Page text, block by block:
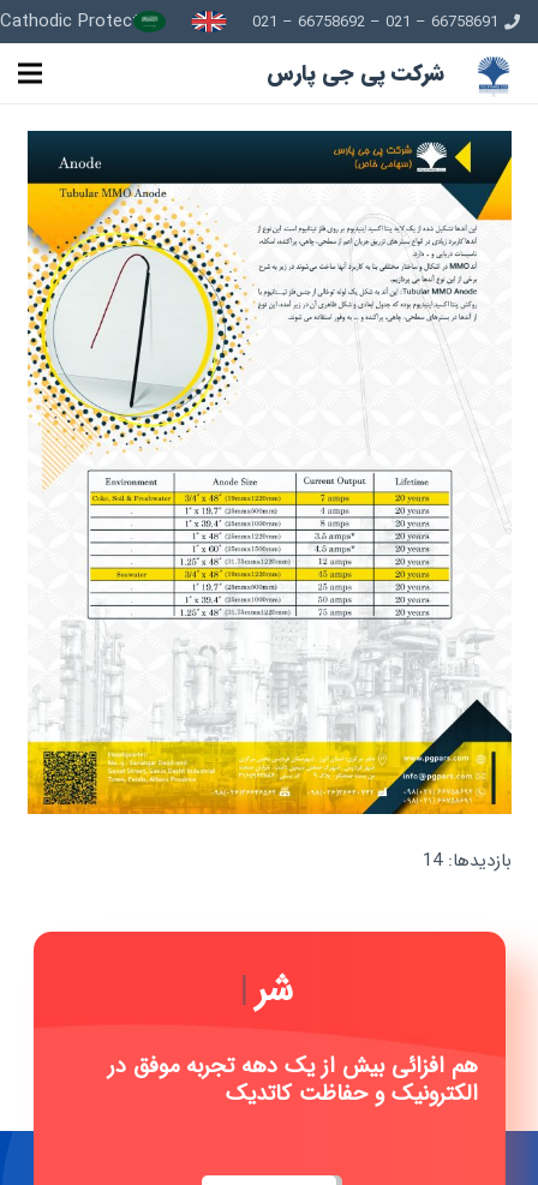
66758691 – 021 – 66758692 – 021
Cathodic Protection
شرکت پی جی پارس
بازدیدها: 14
شرکت
هم افزائی بیش از یک دهه تجربه موفق در
الکترونیک و حفاظت کاتدیک